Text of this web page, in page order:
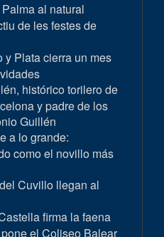
al natural
de les festes de
y Plata cierra un mes
histórico torilero de
y padre de los
Guillén
a lo grande:
como el novillo más
Cuvillo llegan al
firma la faena
el Coliseo Balear